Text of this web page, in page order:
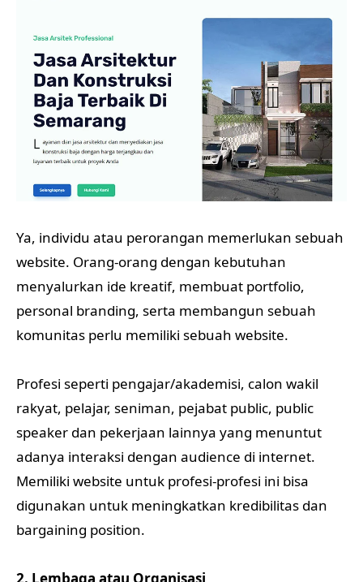
Ya, individu atau perorangan memerlukan sebuah
website. Orang-orang dengan kebutuhan
menyalurkan ide kreatif, membuat portfolio,
personal branding, serta membangun sebuah
komunitas perlu memiliki sebuah website.
Profesi seperti pengajar/akademisi, calon wakil
rakyat, pelajar, seniman, pejabat public, public
speaker dan pekerjaan lainnya yang menuntut
adanya interaksi dengan audience di internet.
Memiliki website untuk profesi-profesi ini bisa
digunakan untuk meningkatkan kredibilitas dan
bargaining position.